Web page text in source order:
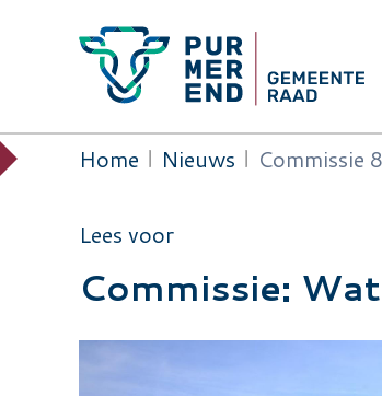
Kruimelpad
Home Nieuws Commissie
Lees voor
Commissie: